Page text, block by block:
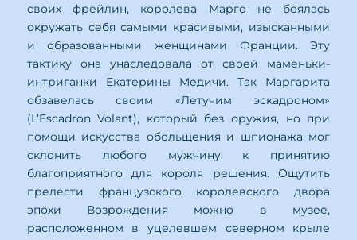
своих фрейлин, королева Марго не боялась
окружать себя самыми красивыми, изысканными
и образованными женщинами Франции. Эту
тактику она унаследовала от своей маменьки-
интриганки Екатерины Медичи. Так Маргарита
обзавелась своим «Летучим эскадроном»
(L’Escadron Volant), который без оружия, но при
помощи искусства обольщения и шпионажа мог
склонить любого мужчину к принятию
благоприятного для короля решения. Ощутить
прелести французского королевского двора
эпохи Возрождения можно в музее,
расположенном в уцелевшем северном крыле